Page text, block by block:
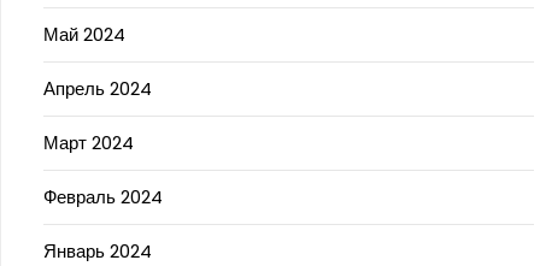
Май 2024
Апрель 2024
Март 2024
Февраль 2024
Январь 2024